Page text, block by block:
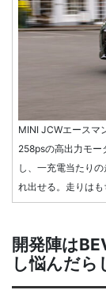
MINI JCWエースマ
258psの高出力モ
し、一充電当たり
れ出せる。走りは
開発陣は
し悩んだら